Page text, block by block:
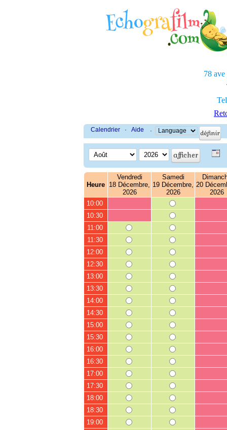
78 ave
Calendrier · Aide ·
Heure
Vendredi
18 Décembre,
2026
Samedi
19 Décembre,
2026
20
2026
10:00
10:30
11:00
11:30
12:00
12:30
13:00
13:30
14:00
14:30
15:00
15:30
16:00
16:30
17:00
17:30
18:00
18:30
19:00